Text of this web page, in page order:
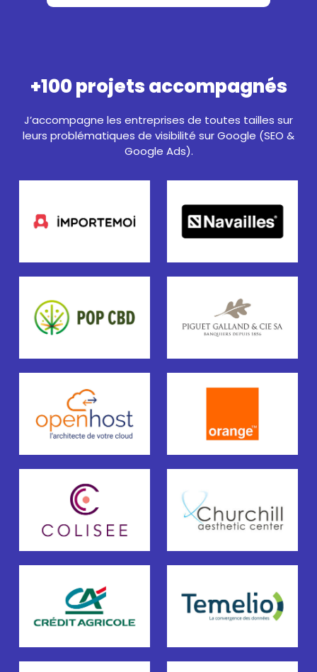
+100 projets accompagnés
J’accompagne les entreprises de toutes tailles sur
leurs problématiques de visibilité sur Google (SEO &
Google Ads).